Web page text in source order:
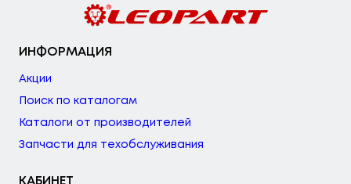
ИНФОРМАЦИЯ
Акции
Поиск по каталогам
Каталоги от производителей
Запчасти для техобслуживания
КАБИНЕТ